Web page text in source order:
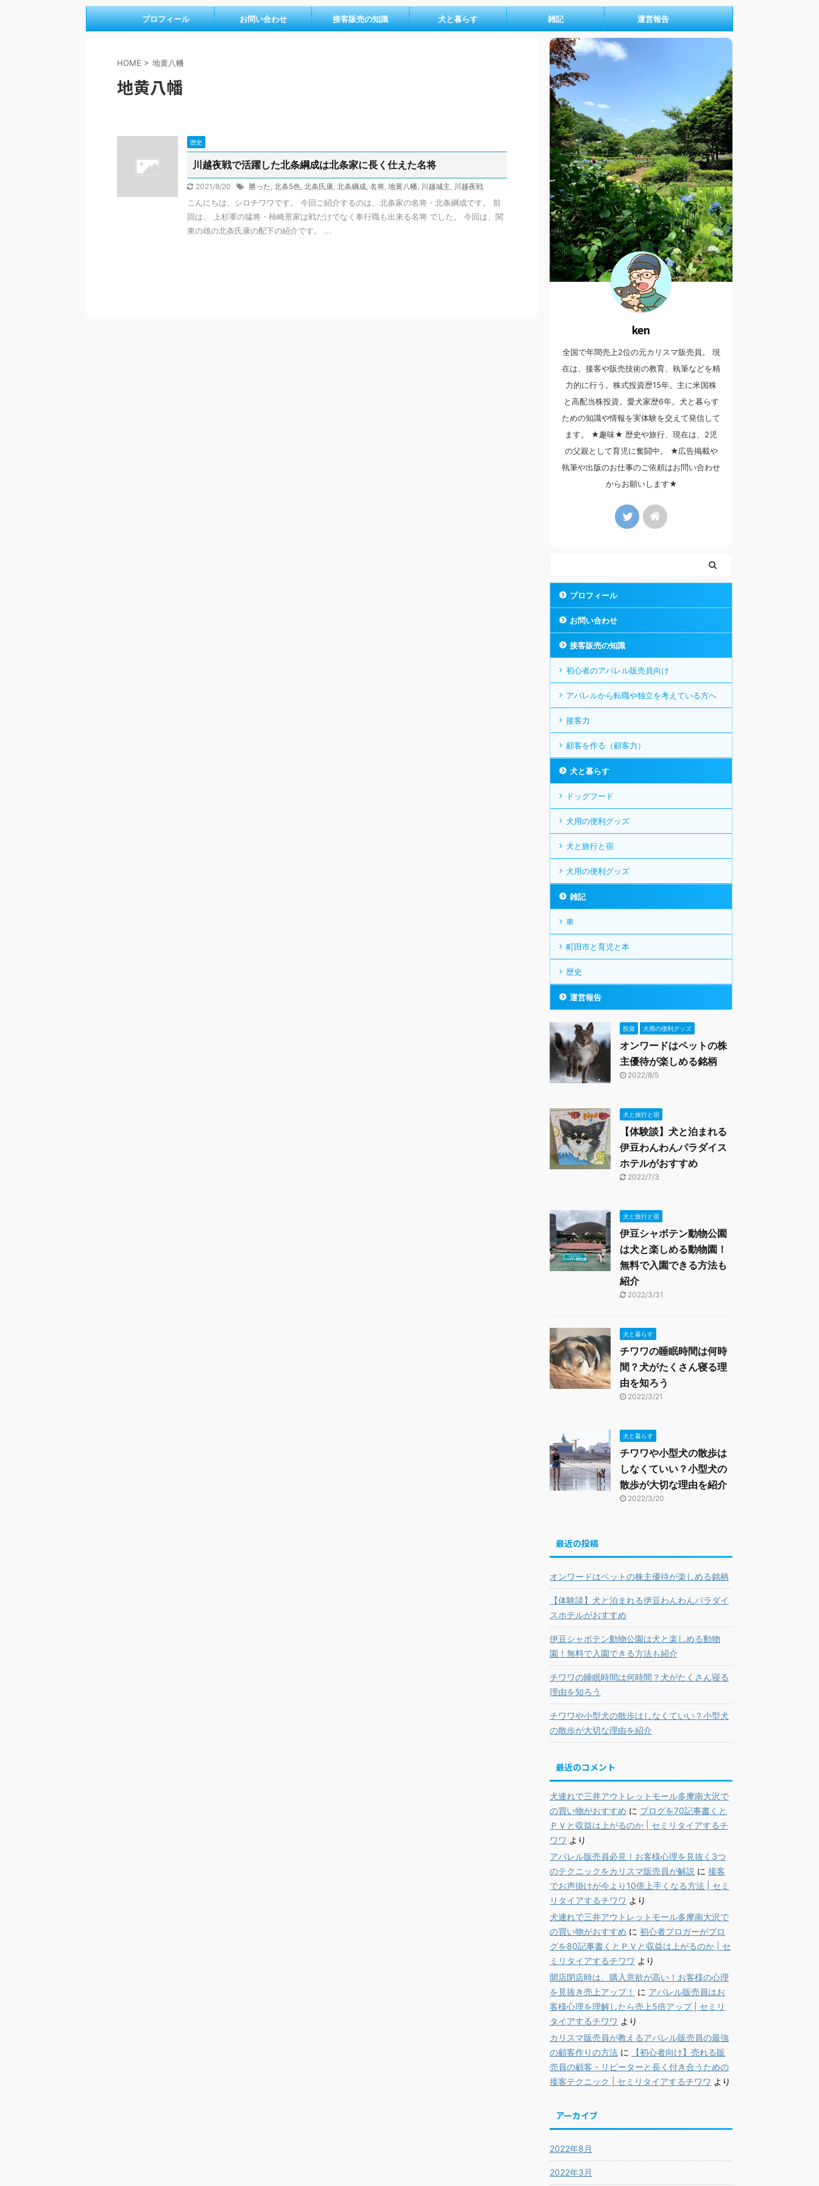
プロフィール お問い合わせ 接客販売の知識 犬と暮らす 雑記 運営報告
HOME > 地黄八幡
地黄八幡
歴史
川越夜戦で活躍した北条綱成は北条家に長く仕えた名将
2021/8/20 勝った 北条5色 北条氏康 北条綱成 名将 地黄八幡 川越城主 川越夜戦
こんにちは、シロチワワです。 今回ご紹介するのは、北条家の名将・北条綱成です。 前
回は、 上杉軍の猛将・柿崎景家は戦だけでなく奉行職も出来る名将 でした。 今回は、関
東の雄の北条氏康の配下の紹介です。 ...
ken
全国で年間売上2位の元カリスマ販売員。 現
在は、接客や販売技術の教育、執筆などを精
力的に行う。株式投資歴15年。主に米国株
と高配当株投資。愛犬家歴6年。犬と暮らす
ための知識や情報を実体験を交えて発信して
ます。 ★趣味★ 歴史や旅行、現在は、2児
の父親として育児に奮闘中。 ★広告掲載や
執筆や出版のお仕事のご依頼はお問い合わせ
からお願いします★
プロフィール
お問い合わせ
接客販売の知識
初心者のアパレル販売員向け
アパレルから転職や独立を考えている方へ
接客力
顧客を作る（顧客力）
犬と暮らす
ドッグフード
犬用の便利グッズ
犬と旅行と宿
犬用の便利グッズ
雑記
車
町田市と育児と本
歴史
運営報告
投資 犬用の便利グッズ
オンワードはペットの株
主優待が楽しめる銘柄
2022/8/5
犬と旅行と宿
【体験談】犬と泊まれる
伊豆わんわんパラダイス
ホテルがおすすめ
2022/7/3
犬と旅行と宿
伊豆シャボテン動物公園
は犬と楽しめる動物園！
無料で入園できる方法も
紹介
2022/3/31
犬と暮らす
チワワの睡眠時間は何時
間？犬がたくさん寝る理
由を知ろう
2022/3/21
犬と暮らす
チワワや小型犬の散歩は
しなくていい？小型犬の
散歩が大切な理由を紹介
2022/3/20
最近の投稿
オンワードはペットの株主優待が楽しめる銘柄
【体験談】犬と泊まれる伊豆わんわんパラダイ
スホテルがおすすめ
伊豆シャボテン動物公園は犬と楽しめる動物
園！無料で入園できる方法も紹介
チワワの睡眠時間は何時間？犬がたくさん寝る
理由を知ろう
チワワや小型犬の散歩はしなくていい？小型犬
の散歩が大切な理由を紹介
最近のコメント
犬連れで三井アウトレットモール多摩南大沢で
の買い物がおすすめ に ブログを70記事書くと
ＰＶと収益は上がるのか | セミリタイアするチ
ワワ より
アパレル販売員必見！お客様心理を見抜く3つ
のテクニックをカリスマ販売員が解説 に 接客
でお声掛けが今より10倍上手くなる方法 | セミ
リタイアするチワワ より
犬連れで三井アウトレットモール多摩南大沢で
の買い物がおすすめ に 初心者ブロガーがブロ
グを80記事書くとＰＶと収益は上がるのか | セ
ミリタイアするチワワ より
開店閉店時は、購入意欲が高い！お客様の心理
を見抜き売上アップ！
に アパレル販売員はお
客様心理を理解したら売上5倍アップ | セミリ
タイアするチワワ より
カリスマ販売員が教えるアパレル販売員の最強
の顧客作りの方法 に
【初心者向け】売れる販
売員の顧客・リピーターと長く付き合うための
接客テクニック | セミリタイアするチワワ より
アーカイブ
2022年8月
2022年3月